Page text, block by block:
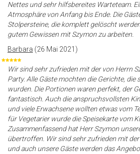
Nettes und sehr hilfsbereites Warteteam.
Atmosphäre von Anfang bis Ende. Die
Stolpersteine, die komplett gelöscht
gutem Gewissen mit Szymon zu arbeiten.
Barbara (26 Mai 2021)
Wir sind sehr zufrieden mit der von Herrn
Party. Alle Gäste mochten die Gerichte, die
wurden. Die Portionen waren perfekt, der
fantastisch. Auch die anspruchsvollsten
und viele Erwachsene wollten etwas vom
für Vegetarier wurde die Speisekarte vom
Zusammenfassend hat Herr Szymon
übertroffen. Wir sind sehr zufrieden mit
und auch unsere Gäste werden das